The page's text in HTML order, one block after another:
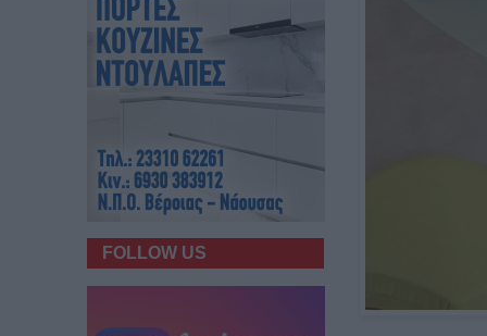
FOLLOW US